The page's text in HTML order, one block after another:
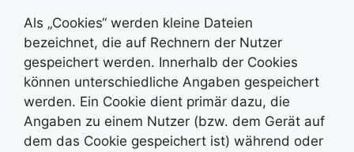
Als „Cookies“ werden kleine Dateien
bezeichnet, die auf Rechnern der Nutzer
gespeichert werden. Innerhalb der Cookies
können unterschiedliche Angaben gespeichert
werden. Ein Cookie dient primär dazu, die
Angaben zu einem Nutzer (bzw. dem Gerät auf
dem das Cookie gespeichert ist) während oder